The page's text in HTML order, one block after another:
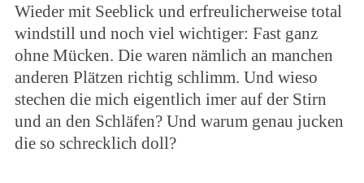
Wieder mit Seeblick und erfreulicherweise total
windstill und noch viel wichtiger: Fast ganz
ohne Mücken. Die waren nämlich an manchen
anderen Plätzen richtig schlimm. Und wieso
stechen die mich eigentlich imer auf der Stirn
und an den Schläfen? Und warum genau jucken
die so schrecklich doll?